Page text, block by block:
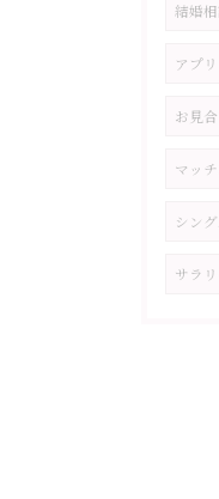
結婚
アプリ
お見
マッ
シン
サラ